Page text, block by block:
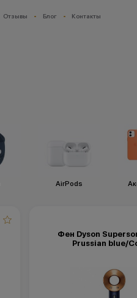
Отзывы Блог Контакты
AirPods
Фен Dyson
Prussian blue/